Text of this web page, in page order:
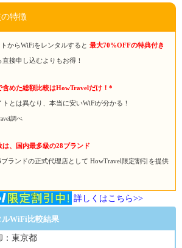
特徴
からWiFiをレンタルすると 最大70%OFFの特典付き
接申し込むよりもお得！
含めた総額比較はHowTravelだけ！*
とは異なり、本当に安いWiFiが分かる！
調べ
は、国内最多級の28ブランド
正式代理店として HowTravel限定割引を提供
詳しくはこちら>>
ルWiFi比較結果
東京都